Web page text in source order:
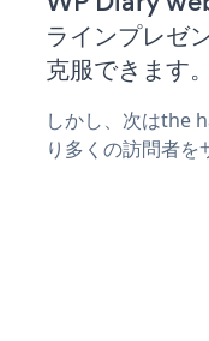
ラインプレゼ
克服できます
しかし、次はthe
り多くの訪問者を